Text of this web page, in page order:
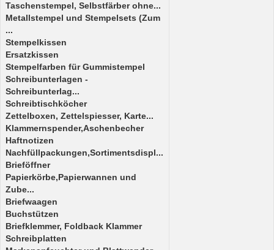
Taschenstempel, Selbstfärber ohne...
Metallstempel und Stempelsets (Zum
...
Stempelkissen
Ersatzkissen
Stempelfarben für Gummistempel
Schreibunterlagen -
Schreibunterlag...
Schreibtischköcher
Zettelboxen, Zettelspiesser, Karte...
Klammernspender,Aschenbecher
Haftnotizen
Nachfüllpackungen,Sortimentsdispl...
Brieföffner
Papierkörbe,Papierwannen und
Zube...
Briefwaagen
Buchstützen
Briefklemmer, Foldback Klammer
Schreibplatten